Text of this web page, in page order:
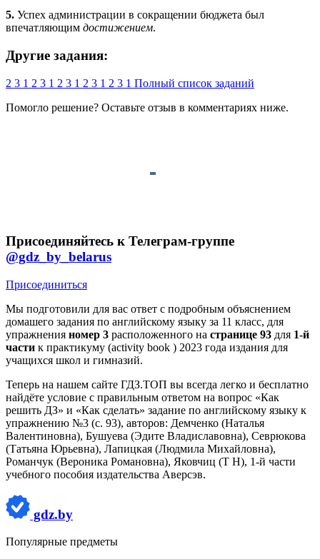
5. Успех администрации в сокращении бюджета был
впечатляющим достижением.
Другие задания:
2 3 1 2 3 1 2 3 1 2 3 1 2 3 1 Полный список заданий
Помогло решение? Оставьте отзыв в комментариях ниже.
Присоединяйтесь к Телеграм-группе
@gdz_by_belarus
Присоединиться
Мы подготовили для вас ответ c подробным объяснением
домашего задания по английскому языку за 11 класс, для
упражнения номер 3 расположенного на странице 93 для 1-й
части к практикуму (activity book ) 2023 года издания для
учащихся школ и гимназий.
Теперь на нашем сайте ГДЗ.ТОП вы всегда легко и бесплатно
найдёте условие с правильным ответом на вопрос «Как
решить ДЗ» и «Как сделать» задание по английскому языку к
упражнению №3 (с. 93), авторов: Демченко (Наталья
Валентиновна), Бушуева (Эдите Владиславовна), Севрюкова
(Татьяна Юрьевна), Лапицкая (Людмила Михайловна),
Романчук (Вероника Романовна), Яковчиц (Т Н), 1-й части
учебного пособия издательства Аверсэв.
gdz.by
Популярные предметы